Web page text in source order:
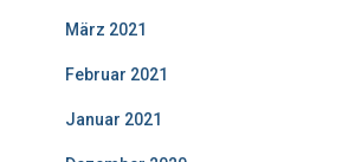
März 2021
Februar 2021
Januar 2021